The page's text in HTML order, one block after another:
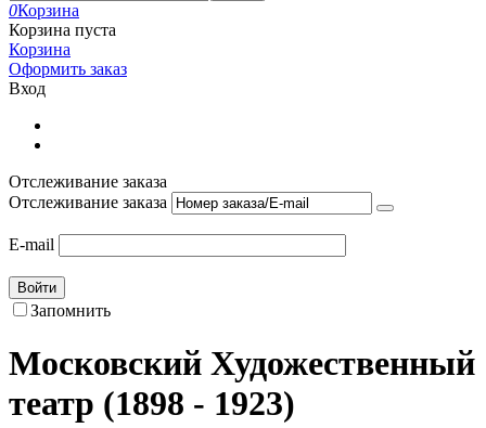
0Корзина
Корзина пуста
Корзина
Оформить заказ
Вход
Отслеживание заказа
Отслеживание заказа
E-mail
Войти
Запомнить
Московский Художественный
театр (1898 - 1923)